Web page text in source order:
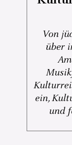
Von
über
ein,
und